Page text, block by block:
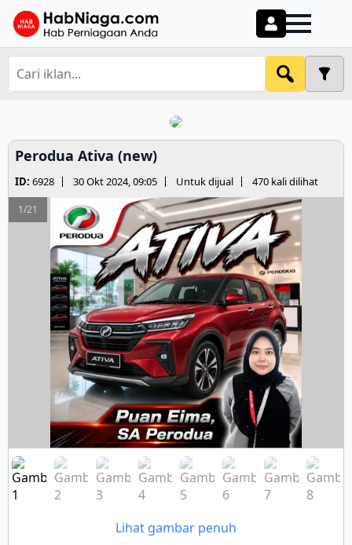
Perodua Ativa (new)
ID: 6928 30 Okt 2024, 09:05 Untuk dijual 470 kali dilihat
1/21
Lihat gambar penuh